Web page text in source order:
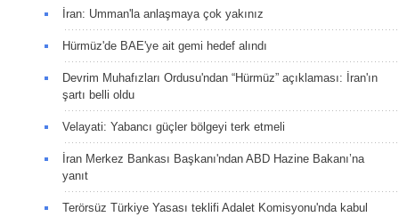
İran: Umman'la anlaşmaya çok yakınız
Hürmüz'de BAE'ye ait gemi hedef alındı
Devrim Muhafızları Ordusu'ndan “Hürmüz” açıklaması: İran'ın
şartı belli oldu
Velayati: Yabancı güçler bölgeyi terk etmeli
İran Merkez Bankası Başkanı'ndan ABD Hazine Bakanı’na
yanıt
Terörsüz Türkiye Yasası teklifi Adalet Komisyonu'nda kabul